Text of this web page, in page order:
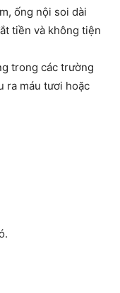
ống nội soi dài
tiền và không tiện
trong các trường
ra máu tươi hoặc